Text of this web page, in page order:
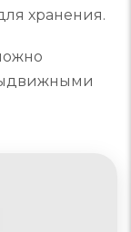
хранения.